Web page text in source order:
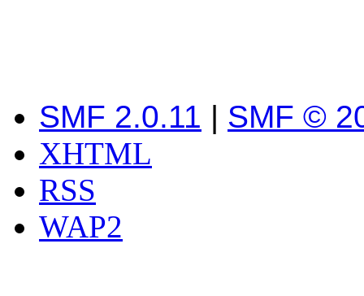
SMF 2.0.11 | SMF ©
XHTML
RSS
WAP2